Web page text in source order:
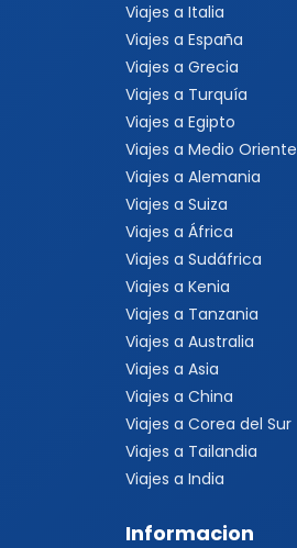
Viajes a Italia
Viajes a España
Viajes a Grecia
Viajes a Turquía
Viajes a Egipto
Viajes a Medio Oriente
Viajes a Alemania
Viajes a Suiza
Viajes a África
Viajes a Sudáfrica
Viajes a Kenia
Viajes a Tanzania
Viajes a Australia
Viajes a Asia
Viajes a China
Viajes a Corea del Sur
Viajes a Tailandia
Viajes a India
Informacion